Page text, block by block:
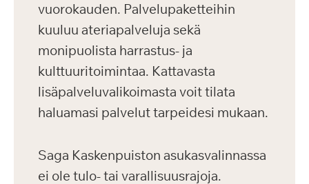
vuorokauden. Palvelupaketteihin
kuuluu ateriapalveluja sekä
monipuolista harrastus- ja
kulttuuritoimintaa. Kattavasta
lisäpalveluvalikoimasta voit tilata
haluamasi palvelut tarpeidesi mukaan.
Saga Kaskenpuiston asukasvalinnassa
ei ole tulo- tai varallisuusrajoja.